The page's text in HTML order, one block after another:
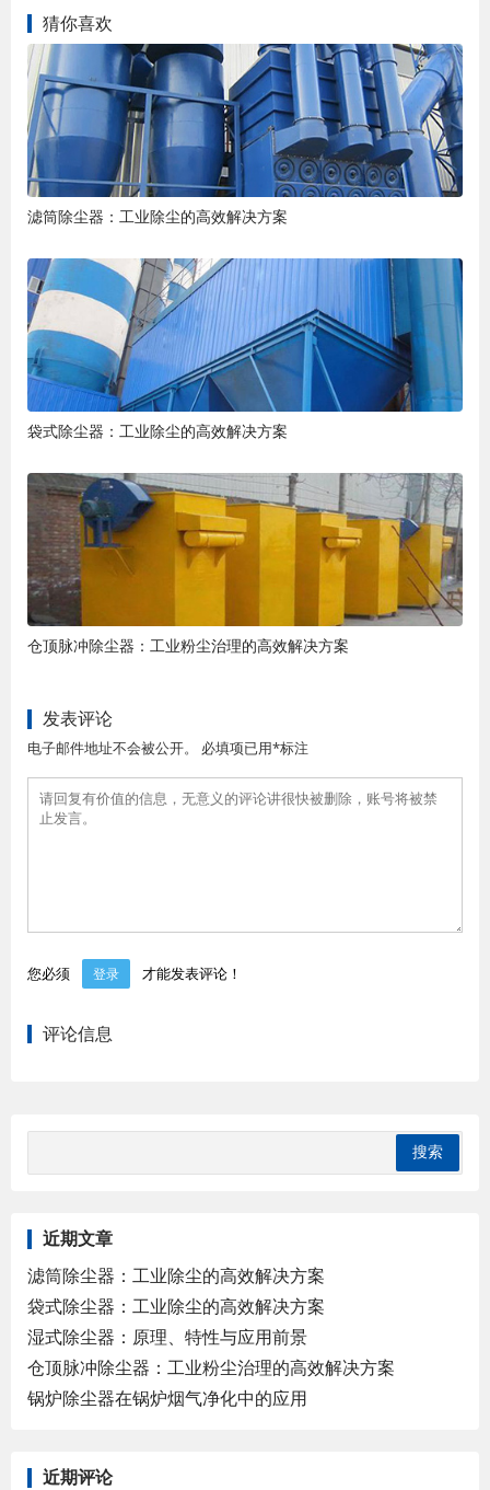
猜你喜欢
滤筒除尘器：工业除尘的高效解决方案
袋式除尘器：工业除尘的高效解决方案
仓顶脉冲除尘器：工业粉尘治理的高效解决方案
发表评论
电子邮件地址不会被公开。 必填项已用*标注
您必须 登录 才能发表评论！
评论信息
近期文章
滤筒除尘器：工业除尘的高效解决方案
袋式除尘器：工业除尘的高效解决方案
湿式除尘器：原理、特性与应用前景
仓顶脉冲除尘器：工业粉尘治理的高效解决方案
锅炉除尘器在锅炉烟气净化中的应用
近期评论